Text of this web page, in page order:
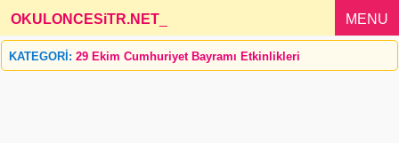
OKULONCESiTR.NET MENU
KATEGORİ: 29 Ekim Cumhuriyet Bayramı Etkinlikleri